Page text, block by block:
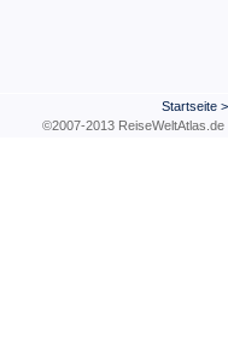
Startseite
©2007-2013